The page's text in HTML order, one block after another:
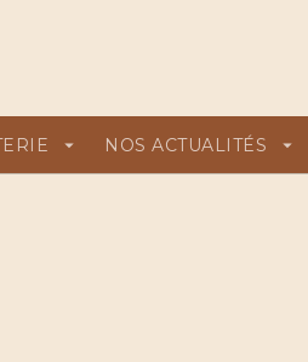
arrow_drop_down NOS ACTUALITÉS arrow_drop_down